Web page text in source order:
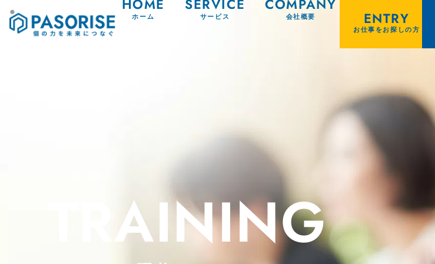
HOME
ホーム
SERVICE
サービス
COMPANY
会社概要 ENTRY
お仕事をお探しの方
TRAINING